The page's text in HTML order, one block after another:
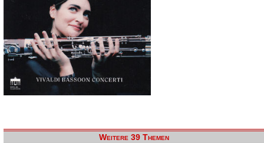
Weitere 39 Themen